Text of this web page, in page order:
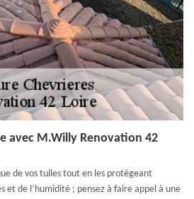
avec M.Willy Renovation 42
de vos tuiles tout en les protégeant
et de l’humidité ; pensez à faire appel à une